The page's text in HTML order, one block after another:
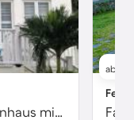
Voll ausgestattetes tolles Ferienhaus mit Terrasse, Pool und Whirlpool
ab